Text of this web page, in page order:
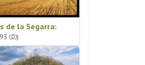
de la Segarra:
)